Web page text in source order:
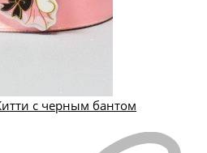
с черным бантом